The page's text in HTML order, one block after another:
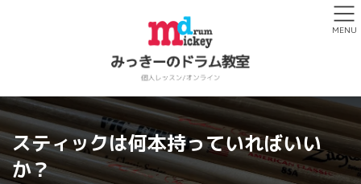
スティックは何本持っていればいい
か？
MENU